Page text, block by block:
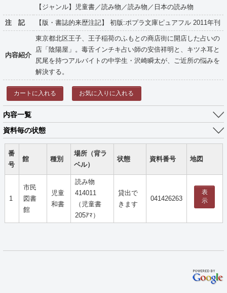
【ジャンル】児童書／読み物／読み物／日本の読み物
注 記 【版・書誌的来歴注記】 初版:ポプラ文庫ピュアフル 2011年刊
内容紹介
東京都北区王子、王子稲荷のふもとの商店街に開店した占いの
店「陰陽屋」。毒舌インチキ占い師の安倍祥明と、キツネ耳と
尻尾を持つアルバイトの中学生・沢崎瞬太が、ご近所の悩みを
解決する。
カートに入れる お気に入りに入れる
内容一覧
資料毎の状態
番
号
館 種別
場所（背ラ
ベル）
状態 資料番号 地図
1
市民
図書
館
児童
和書
読み物
414011
（児童書
205ｱﾏ）
貸出で
きます
041426263
表
示